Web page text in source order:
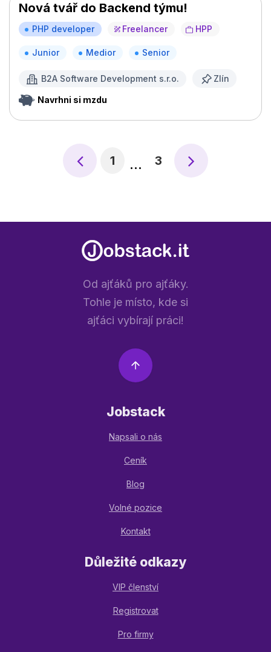
Nová tvář do Backend týmu!
PHP developer Freelancer HPP
Junior Medior Senior
B2A Software Development s.r.o. Zlín
Navrhni si mzdu
1 … 3
Od ajťáků pro ajťáky.
Tohle je místo, kde si
ajťáci vybírají práci!
Jobstack
Napsali o nás
Ceník
Blog
Volné pozice
Kontakt
Důležité odkazy
VIP členství
Registrovat
Pro firmy